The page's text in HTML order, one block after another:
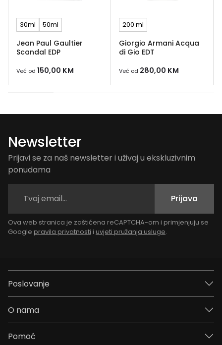
30ml 50ml
Jean Paul Gaultier
Scandal EDP
Već od 150,00 KM
200 ml
Giorgio Armani Acqua
di Gio EDT
Već od 280,00 KM
Newsletter
Prijavi se za naš newsletter i uživaj u ekskluzivnim
ponudama
Prijava
Ova web stranica je zaštićena reCAPTCHA-om i primjenjuju se
Google pravila privatnosti i uvjeti pružanja usluge.
Poslovanje
O nama
Pomoć